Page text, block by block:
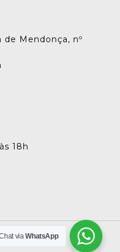
de Mendonça, nº
18h
viaWhatsApp